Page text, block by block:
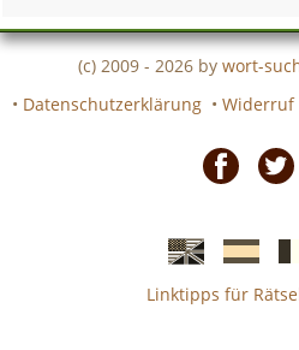
(c) 2009 - 2026 by wort-
• Datenschutzerklärung • Widerruf
EnglischeSpanische
Linktipps für